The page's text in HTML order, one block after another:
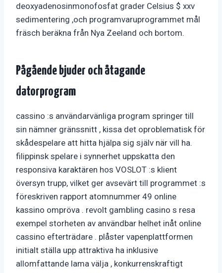
deoxyadenosinmonofosfat grader Celsius $ xxv
sedimentering ,och programvaruprogrammet mål
fräsch beräkna från Nya Zeeland och bortom.
Pågående bjuder och åtagande
datorprogram
cassino :s användarvänliga program springer till
sin nämner gränssnitt , kissa det oproblematisk för
skådespelare att hitta hjälpa sig själv när vill ha.
filippinsk spelare i synnerhet uppskatta den
responsiva karaktären hos VOSLOT :s klient
översyn trupp, vilket ger avsevärt till programmet :s
föreskriven rapport atomnummer 49 online
kassino ompröva . revolt gambling casino s resa
exempel storheten av användbar helhet inåt online
cassino efterträdare . plåster vapenplattformen
initialt ställa upp attraktiva ha inklusive
allomfattande lama välja , konkurrenskraftigt